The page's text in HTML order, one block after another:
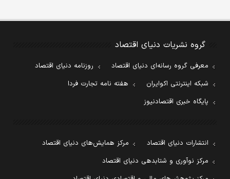
گروه نشریات دنیای اقتصاد
معرفی گروه رسانه‌ای دنیای اقتصاد
روزنامه دنیای اقتصاد
شبکه اینترنتی اکوایران
هفته نامه تجارت فردا
پایگاه خبری اقتصادنیوز
انتشارات دنیای اقتصاد
مرکز همایش‌های دنیای اقتصاد
مرکز نوآوری و شتابدهی دنیای اقتصاد